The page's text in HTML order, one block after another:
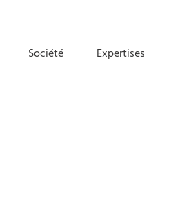
Société
Expertises